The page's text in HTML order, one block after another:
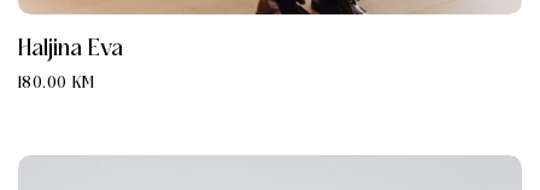
Haljina Eva
180.00 KM